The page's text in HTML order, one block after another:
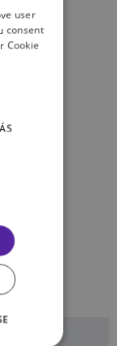
user
consent
Cookie